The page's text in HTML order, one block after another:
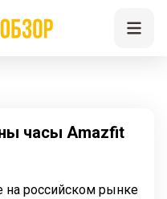
часы Amazfit
на российском рынке